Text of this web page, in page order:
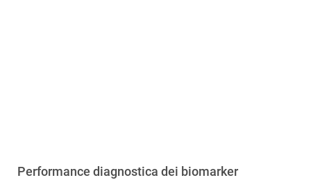
Performance diagnostica dei biomarker